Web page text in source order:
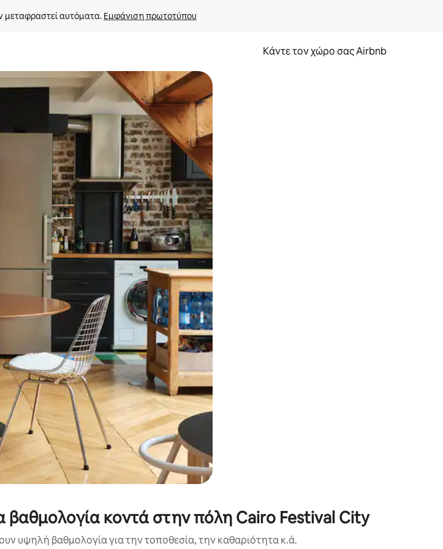
μεταφραστεί αυτόματα. Εμφάνιση πρωτοτύπου
Κάντε τον χώρο σας Airbnb
με τα κουμπιά πάνω και κάτω βέλους, να την εξερευνήσετε με την αφή ή να τη σύρετε με τα δάχτυλα.
βαθμολογία κοντά στην πόλη Cairo Festival City
υψηλή βαθμολογία για την τοποθεσία, την καθαριότητα κ.ά.